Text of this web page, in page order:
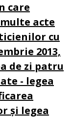
care
acte
cu
2013,
de zi patru
- legea
și legea